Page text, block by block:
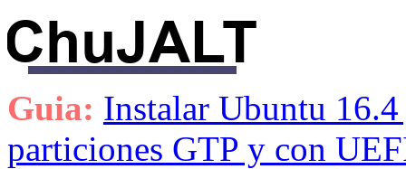
Guia: Instalar Ubuntu
particiones GTP y con